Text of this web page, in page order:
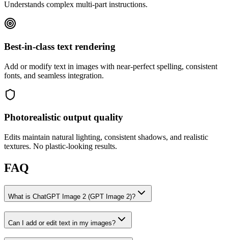
Understands complex multi-part instructions.
Best-in-class text rendering
Add or modify text in images with near-perfect spelling, consistent
fonts, and seamless integration.
Photorealistic output quality
Edits maintain natural lighting, consistent shadows, and realistic
textures. No plastic-looking results.
FAQ
What is ChatGPT Image 2 (GPT Image 2)?
Can I add or edit text in my images?